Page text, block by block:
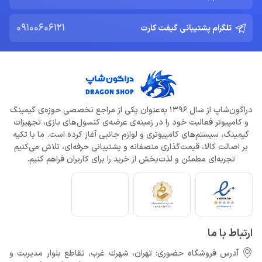
ادلر: The Outer Worlds 2 تجربه‌ای تازه و کمتر کمدی خواهد بود
افزایش قیمت بازی‌ها؛ آیا Xbox بازیکنان را به Game Pass سوق
می‌دهد؟
خرداد 22, 1404
خرداد 22, 1404
تلگرام پشتیبانی گیفت کارت 09100606121
دراگون‌شاپ از سال ۱۳۹۶ به‌عنوان یکی از مراجع تخصصی حوزه‌ی گیمینگ
و کامپیوتر فعالیت خود را در زمینه‌ی عرضه‌ی کنسول‌های بازی، تجهیزات
گیمینگ، سیستم‌های کامپیوتری و لوازم جانبی آغاز کرده است. ما با تکیه
بر اصالت کالا، قیمت‌گذاری منصفانه و پشتیبانی حرفه‌ای، تلاش می‌کنیم
تجربه‌ای مطمئن و لذت‌بخش از خرید را برای کاربران فراهم کنیم.
ارتباط با ما
آدرس فروشگاه حضوری: تهران، شهرك غرب، تقاطع بلوار مدیریت و